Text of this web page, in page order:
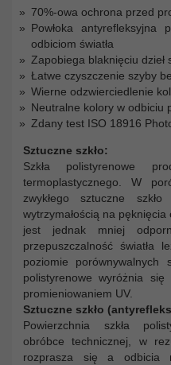
70%-owa ochrona przed
Powłoka antyrefleksyjna
odbiciom światła
Zapobiega blaknięciu dzieł
Łatwe czyszczenie szyby
Wierne odzwierciedlenie
Neutralne kolory w odbiciu
Zdany test ISO 18916
Sztuczne szkło:
Szkła polistyrenowe
termoplastycznego. W
zwykłego sztuczne
wytrzymałością na
jest jednak mniej
przepuszczalność światła
poziomie porównywalnych
polistyrenowe wyróżnia
promieniowaniem UV.
Sztuczne szkło
Powierzchnia szkła
obróbce technicznej, w
rozprasza się a odbicia